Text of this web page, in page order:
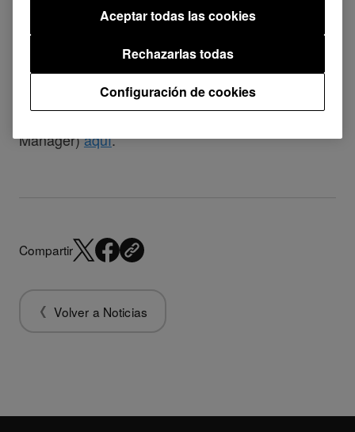
Firmware Update Manager
Recibirás una notificación automáticamente
cuando las actualizaciones de firmware estén
disponibles. Puedes descargar el Administrador
de actualización de firmware (Firmware Update
Manager)aquí.
Compartir
Volver a Noticias
Configuración de cookies
Rechazarlas todas
Aceptar todas las cookies